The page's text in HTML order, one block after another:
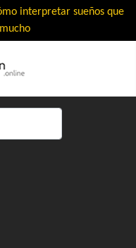
interpretar sueños que